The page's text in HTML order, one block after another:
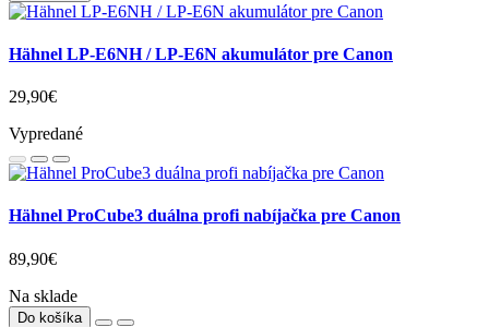
Hähnel LP-E6NH / LP-E6N akumulátor pre Canon
29,90€
Vypredané
Hähnel ProCube3 duálna profi nabíjačka pre Canon
89,90€
Na sklade
Do košíka